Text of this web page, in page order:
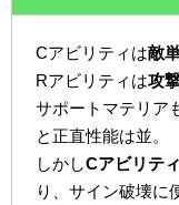
Cアビリティは敵
Rアビリティは攻
サポートマテリア
と正直性能は並。
しかしCアビリテ
り、サイン破壊に